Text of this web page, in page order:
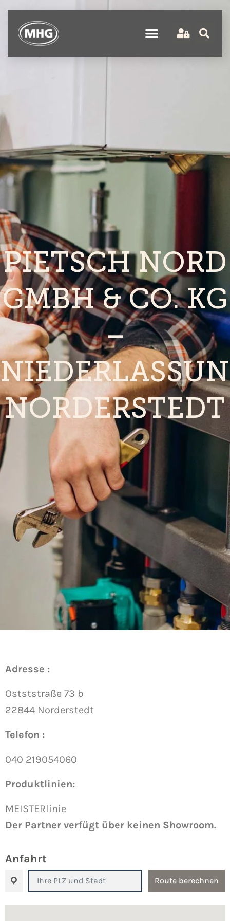
PIETSCH NORD
GMBH & CO. KG
–
NORDERSTEDT
Adresse :
Ostststraße 73 b
22844 Norderstedt
Telefon :
040 219054060
Produktlinien:
MEISTERlinie
Der Partner verfügt über keinen Showroom.
Anfahrt